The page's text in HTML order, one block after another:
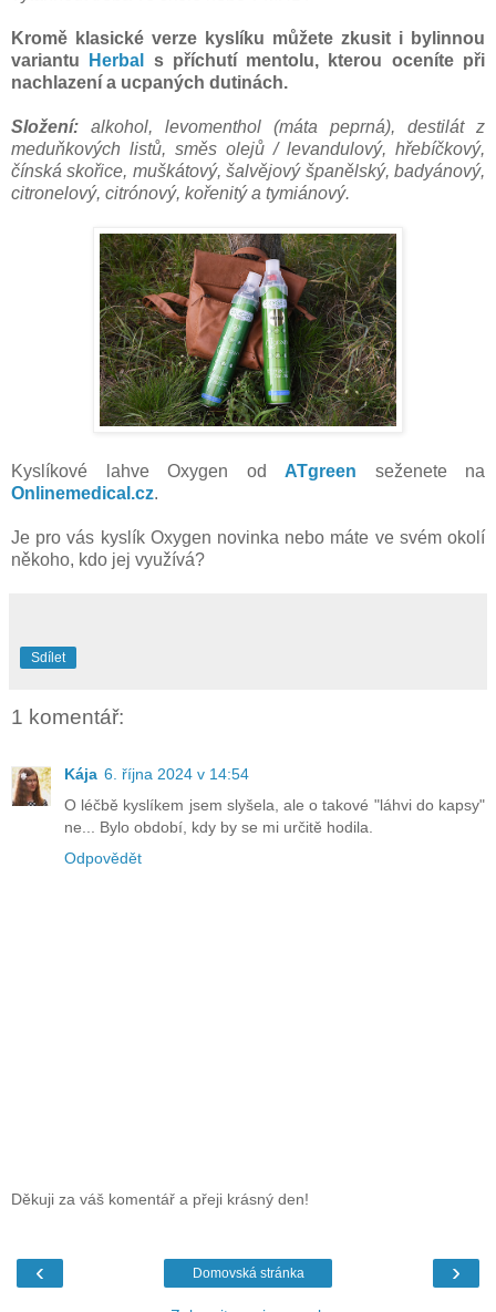
Kromě klasické verze kyslíku můžete zkusit i bylinnou
variantu
Herbal
s příchutí mentolu, kterou oceníte při
nachlazení a ucpaných dutinách.
Složení: alkohol, levomenthol (máta peprná), destilát z
meduňkových listů, směs olejů / levandulový, hřebíčkový,
čínská skořice, muškátový, šalvějový španělský, badyánový,
citronelový, citrónový, kořenitý a tymiánový.
Kyslíkové lahve Oxygen od ATgreen seženete na
Onlinemedical.cz.
Je pro vás kyslík Oxygen novinka nebo máte ve svém okolí
někoho, kdo jej využívá?
Sdílet
1 komentář:
Kája 6. října 2024 v 14:54
O léčbě kyslíkem jsem slyšela, ale o takové "láhvi do kapsy"
ne... Bylo období, kdy by se mi určitě hodila.
Odpovědět
Děkuji za váš komentář a přeji krásný den!
‹ ›
Domovská stránka